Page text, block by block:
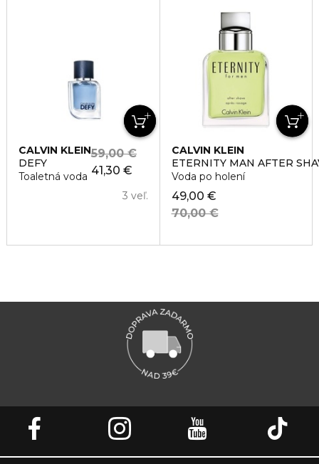
CALVIN KLEIN
DEFY
Toaletná voda 41,30 €
59,00 €
3 veľ.
CALVIN KLEIN
ETERNITY MAN AFTER
Voda po holení
49,00 €
70,00 €